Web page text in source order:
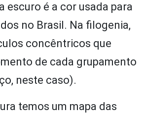
escuro é a cor usada para
no Brasil. Na filogenia,
concêntricos que
de cada grupamento
neste caso).
temos um mapa das